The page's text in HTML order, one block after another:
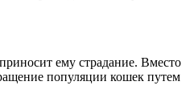
ему страдание. Вместо
популяции кошек путем